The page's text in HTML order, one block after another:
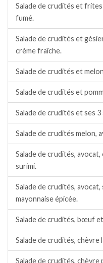
Salade de crudités et
fumé.
Salade de crudités et
crème fraîche.
Salade de crudités et
Salade de crudités et
Salade de crudités et ses 3
Salade de crudités melon,
Salade de crudités,
surimi.
Salade de crudités,
mayonnaise épicée.
Salade de crudités, bœuf
Salade de crudités, chèvre
Salade de crudités, chèvre